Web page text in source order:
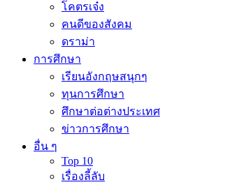
โคตรเจ๋ง
คนดีของสังคม
ดราม่า
การศึกษา
เรียนอังกฤษสนุกๆ
ทุนการศึกษา
ศึกษาต่อต่างประเทศ
ข่าวการศึกษา
อื่น ๆ
Top 10
เรื่องลี้ลับ